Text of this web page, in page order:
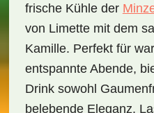
frische Kühle der
von Limette mit dem
Kamille. Perfekt für
entspannte Abende,
Drink sowohl
belebende Eleganz.